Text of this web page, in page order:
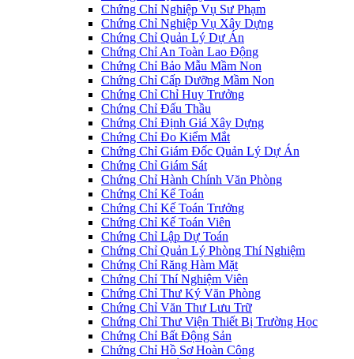
Chứng Chỉ Nghiệp Vụ Sư Phạm
Chứng Chỉ Nghiệp Vụ Xây Dựng
Chứng Chỉ Quản Lý Dự Án
Chứng Chỉ An Toàn Lao Động
Chứng Chỉ Bảo Mẫu Mầm Non
Chứng Chỉ Cấp Dưỡng Mầm Non
Chứng Chỉ Chỉ Huy Trưởng
Chứng Chỉ Đấu Thầu
Chứng Chỉ Định Giá Xây Dựng
Chứng Chỉ Đo Kiểm Mắt
Chứng Chỉ Giám Đốc Quản Lý Dự Án
Chứng Chỉ Giám Sát
Chứng Chỉ Hành Chính Văn Phòng
Chứng Chỉ Kế Toán
Chứng Chỉ Kế Toán Trưởng
Chứng Chỉ Kế Toán Viên
Chứng Chỉ Lập Dự Toán
Chứng Chỉ Quản Lý Phòng Thí Nghiệm
Chứng Chỉ Răng Hàm Mặt
Chứng Chỉ Thí Nghiệm Viên
Chứng Chỉ Thư Ký Văn Phòng
Chứng Chỉ Văn Thư Lưu Trữ
Chứng Chỉ Thư Viện Thiết Bị Trường Học
Chứng Chỉ Bất Động Sản
Chứng Chỉ Hồ Sơ Hoàn Công